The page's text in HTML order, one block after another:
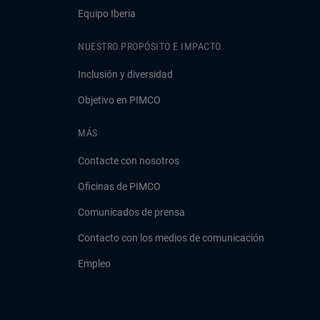
Equipo Iberia
NUESTRO PROPÓSITO E IMPACTO
Inclusión y diversidad
Objetivo en PIMCO
MÁS
Contacte con nosotros
Oficinas de PIMCO
Comunicados de prensa
Contacto con los medios de comunicación
Empleo